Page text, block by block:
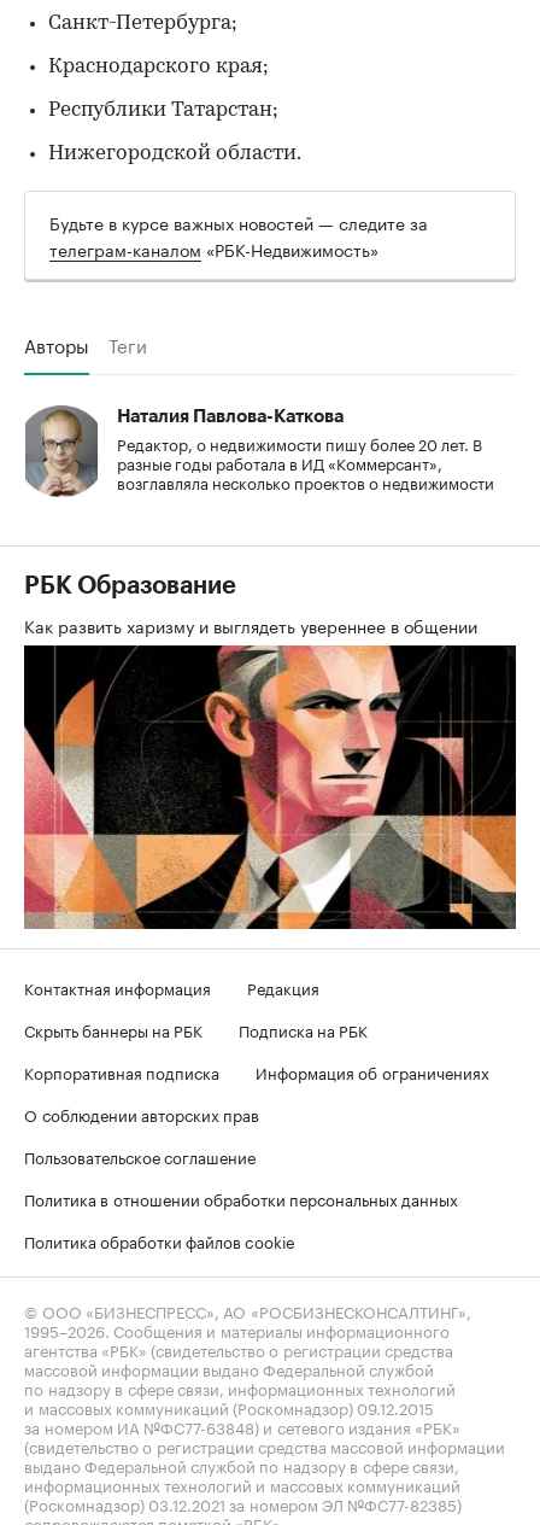
Санкт-Петербурга;
Краснодарского края;
Республики Татарстан;
Нижегородской области.
Будьте в курсе важных новостей — следите за
телеграм-каналом «РБК-Недвижимость»
Авторы Теги
Наталия Павлова-Каткова
Редактор, о недвижимости пишу более 20 лет. В
разные годы работала в ИД «Коммерсант»,
возглавляла несколько проектов о недвижимости
РБК Образование
Как развить харизму и выглядеть увереннее в общении
Контактная информация
Редакция
Скрыть баннеры на РБК
Подписка на РБК
Корпоративная подписка
Информация об ограничениях
О соблюдении авторских прав
Пользовательское соглашение
Политика в отношении обработки персональных данных
Политика обработки файлов cookie
© ООО «БИЗНЕСПРЕСС», АО «РОСБИЗНЕСКОНСАЛТИНГ»,
1995–2026 . Сообщения и материалы информационного
агентства «РБК» (свидетельство о регистрации средства
массовой информации выдано Федеральной службой
по надзору в сфере связи, информационных технологий
и массовых коммуникаций (Роскомнадзор) 09.12.2015
за номером ИА №ФС77-63848) и сетевого издания «РБК»
(свидетельство о регистрации средства массовой информации
выдано Федеральной службой по надзору в сфере связи,
информационных технологий и массовых коммуникаций
(Роскомнадзор) 03.12.2021 за номером ЭЛ №ФС77-82385)